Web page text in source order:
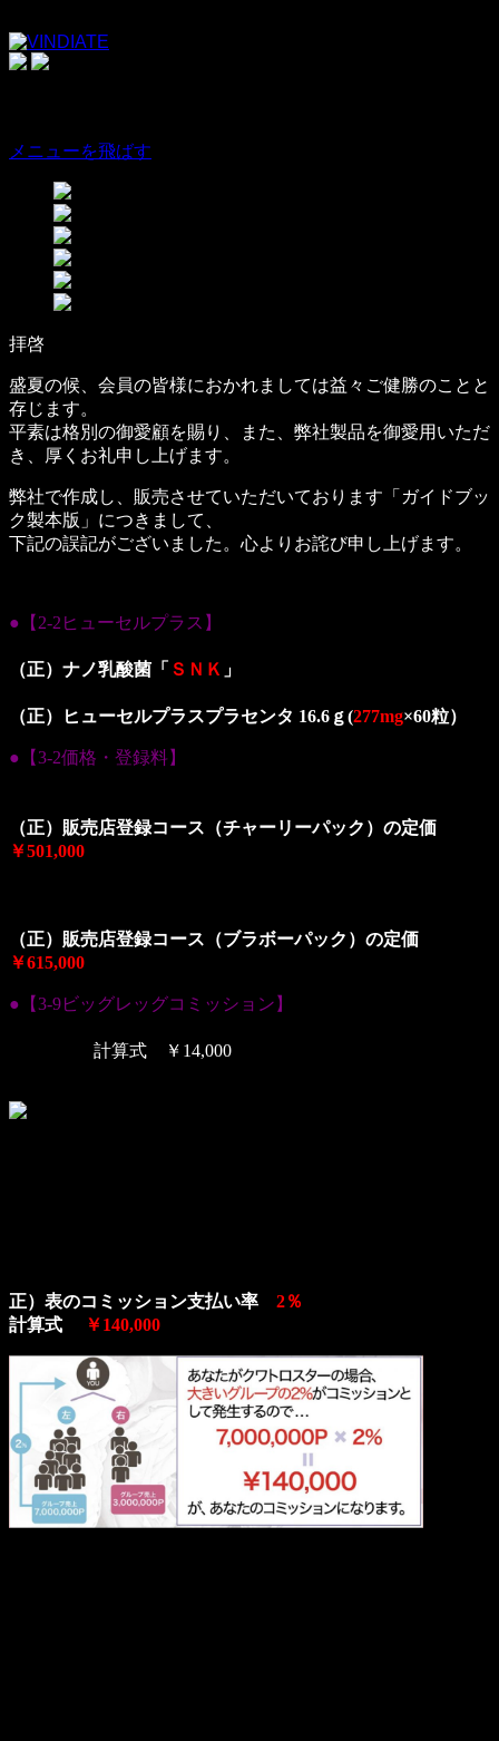
メニューを飛ばす
拝啓
盛夏の候、会員の皆様におかれましては益々ご健勝のことと
存じます。
平素は格別の御愛顧を賜り、また、弊社製品を御愛用いただ
き、厚くお礼申し上げます。
弊社で作成し、販売させていただいております「ガイドブッ
ク製本版」につきまして、
下記の誤記がございました。心よりお詫び申し上げます。
●【2-2ヒューセルプラス】
（正）ナノ乳酸菌 「 ＳＮＫ 」
（正）ヒューセルプラスプラセンタ 16.6ｇ(277mg×60粒）
●【3-2価格・登録料】
（正）販売店登録コース（チャーリーパック）の定価
￥501,000
（正）販売店登録コース（ブラボーパック）の定価
￥615,000
●【3-9ビッグレッグコミッション】
計算式 ￥14,000
正）表のコミッション支払い率
2％
計算式 ￥140,000